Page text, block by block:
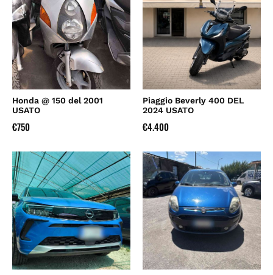
Honda @ 150 del 2001
USATO
€750
Piaggio Beverly 400 DEL
2024 USATO
€4.400